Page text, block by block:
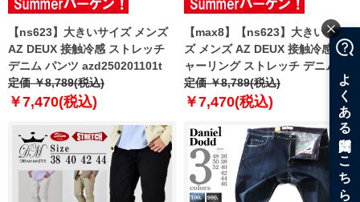
【ns623】大きいサイズ メンズ
AZ DEUX 接触冷感 ストレッチ
デニム パンツ azd250201101t
定価 ￥8,789(税込)
￥7,470(税込)
【max8】【ns623】大きいサイ
ズ メンズ AZ DEUX 接触冷感 シ
ャーリング ストレッチ デニム パ
ンツ azd250202101t
定価 ￥8,789(税込)
￥7,470(税込)